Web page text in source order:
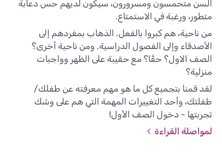
السن متحمسون ومسرورون، سيكون لديهم حس دعابة
متطور، ورغبة في الاستمتاع.
من ناحية، هم كبروا بالفعل. الذهاب بمفردهم إلى
الأصدقاء وإلى الفصول الدراسية. ومن ناحية أخرى؟
الصف الاول؟ حقًا؟ مع حقيبة على الظهر وواجبات
منزلية؟
لقد قمنا بتجميع كل ما هو مهم معرفته عن طفلك/
طفلتك، وأحد التغييرات المهمة التي هم على وشك
تجربتها - دخول الصف الأول!
لمواصلة القراءة